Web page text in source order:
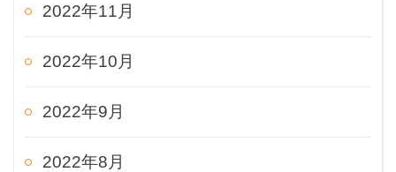
2022年11月
2022年10月
2022年9月
2022年8月